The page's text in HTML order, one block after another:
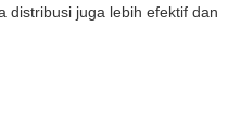
distribusi juga lebih efektif dan